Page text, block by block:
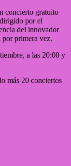
concierto gratuito
por el
del innovador
primera vez.
a las 20:00 y
más 20 conciertos